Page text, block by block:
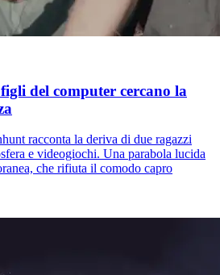
del computer cercano la
racconta la deriva di due ragazzi
e videogiochi. Una parabola lucida
che rifiuta il comodo capro